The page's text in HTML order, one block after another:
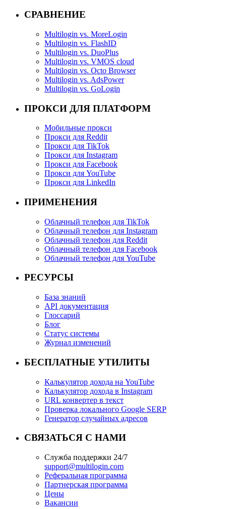
СРАВНЕНИЕ
Multilogin vs. MoreLogin
Multilogin vs. FlashID
Multilogin vs. DuoPlus
Multilogin vs. VMOS cloud
Multilogin vs. Octo Browser
Multilogin vs. AdsPower
Multilogin vs. GoLogin
ПРОКСИ ДЛЯ ПЛАТФОРМ
Мобильные прокси
Прокси для Reddit
Прокси для TikTok
Прокси для Instagram
Прокси для Facebook
Прокси для YouTube
Прокси для LinkedIn
ПРИМЕНЕНИЯ
Облачный телефон для TikTok
Облачный телефон для Instagram
Облачный телефон для Reddit
Облачный телефон для Facebook
Облачный телефон для YouTube
РЕСУРСЫ
База знаний
API документация
Глоссарий
Блог
Статус системы
Журнал изменений
БЕСПЛАТНЫЕ УТИЛИТЫ
Калькулятор дохода на YouTube
Калькулятор дохода в Instagram
URL конвертер в текст
Проверка локального Google SERP
Генератор случайных адресов
СВЯЗАТЬСЯ С НАМИ
Служба поддержки 24/7
support@multilogin.com
Реферальная программа
Партнерская программа
Цены
Вакансии